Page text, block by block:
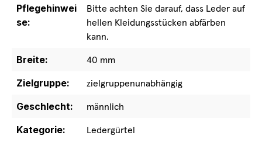
Pflegehinwei
se:
Bitte achten Sie darauf, dass Leder auf
hellen Kleidungsstücken abfärben
kann.
Breite:
40 mm
Zielgruppe:
zielgruppenunabhängig
Geschlecht:
männlich
Kategorie:
Ledergürtel